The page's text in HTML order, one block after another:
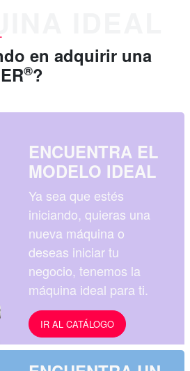
en adquirir una
®?
ENCUENTRA EL
MODELO IDEAL
Ya sea que estés
iniciando, quieras una
nueva máquina o
deseas iniciar tu
negocio, tenemos la
máquina ideal para ti.
IR AL CATÁLOGO